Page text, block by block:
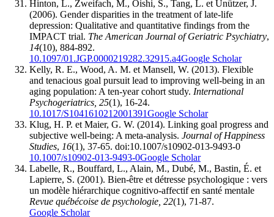
Hinton, L., Zweifach, M., Oishi, S., Tang, L. et Unützer, J.
(2006). Gender disparities in the treatment of late-life
depression: Qualitative and quantitative findings from the
IMPACT trial. The American Journal of Geriatric Psychiatry,
14(10), 884-892.
10.1097/01.JGP.0000219282.32915.a4Google Scholar
Kelly, R. E., Wood, A. M. et Mansell, W. (2013). Flexible
and tenacious goal pursuit lead to improving well-being in an
aging population: A ten-year cohort study. International
Psychogeriatrics, 25(1), 16-24.
10.1017/S1041610212001391Google Scholar
Klug, H. P. et Maier, G. W. (2014). Linking goal progress and
subjective well-being: A meta-analysis. Journal of Happiness
Studies, 16(1), 37-65. doi:10.1007/s10902-013-9493-0
10.1007/s10902-013-9493-0Google Scholar
Labelle, R., Bouffard, L., Alain, M., Dubé, M., Bastin, É. et
Lapierre, S. (2001). Bien-être et détresse psychologique : vers
un modèle hiérarchique cognitivo-affectif en santé mentale
Revue québécoise de psychologie, 22(1), 71-87.
Google Scholar